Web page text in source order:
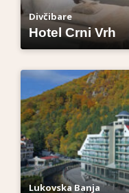
Divčibare
Hotel Crni Vrh
Lukovska Banja